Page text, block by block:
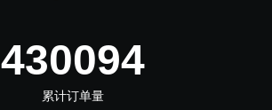
533316
累计订单量